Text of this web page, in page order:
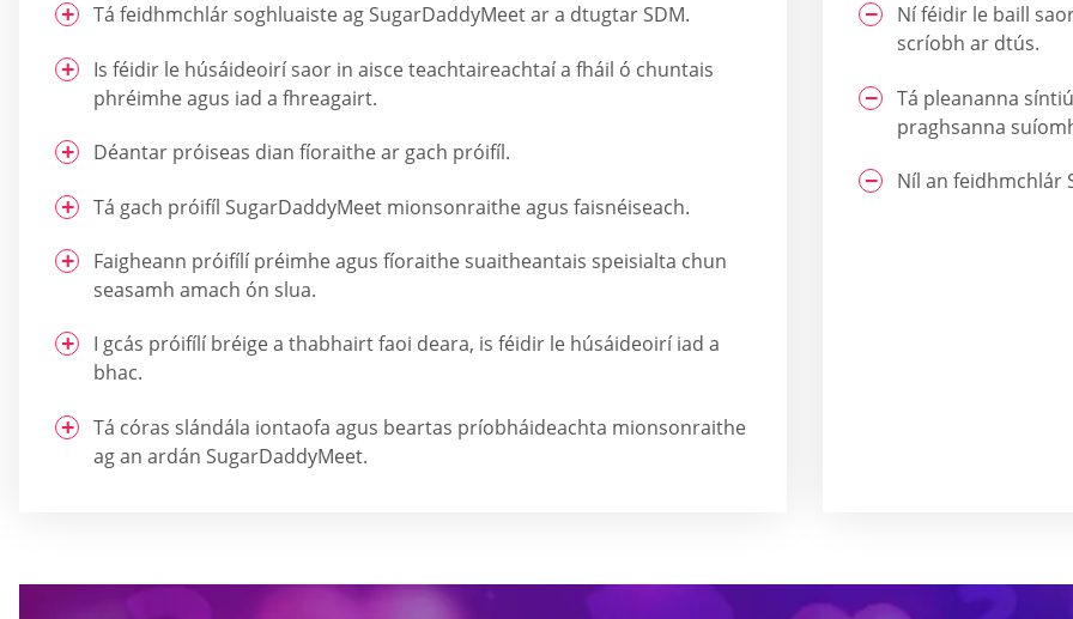
Tá feidhmchlár soghluaiste ag SugarDaddyMeet ar a dtugtar SDM.
Is féidir le húsáideoirí saor in aisce teachtaireachtaí a fháil ó chuntais
phréimhe agus iad a fhreagairt.
Déantar próiseas dian fíoraithe ar gach próifíl.
Tá gach próifíl SugarDaddyMeet mionsonraithe agus faisnéiseach.
Faigheann próifílí préimhe agus fíoraithe suaitheantais speisialta chun
seasamh amach ón slua.
I gcás próifílí bréige a thabhairt faoi deara, is féidir le húsáideoirí iad a
bhac.
Tá córas slándála iontaofa agus beartas príobháideachta mionsonraithe
ag an ardán SugarDaddyMeet.
Ní féidir le baill
scríobh ar dtús.
Tá pleananna
praghsanna
Níl an feidhmchlár